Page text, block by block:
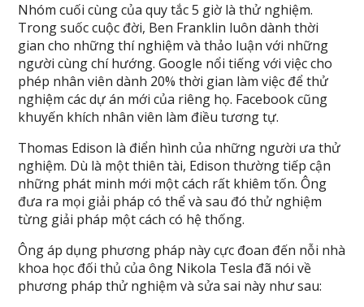
Nhóm cuối cùng của quy tắc 5 giờ là thử nghiệm.
Trong suốc cuộc đời, Ben Franklin luôn dành thời
gian cho những thí nghiệm và thảo luận với những
người cùng chí hướng. Google nổi tiếng với việc cho
phép nhân viên dành 20% thời gian làm việc để thử
nghiệm các dự án mới của riêng họ. Facebook cũng
khuyến khích nhân viên làm điều tương tự.
Thomas Edison là điển hình của những người ưa thử
nghiệm. Dù là một thiên tài, Edison thường tiếp cận
những phát minh mới một cách rất khiêm tốn. Ông
đưa ra mọi giải pháp có thể và sau đó thử nghiệm
từng giải pháp một cách có hệ thống.
Ông áp dụng phương pháp này cực đoan đến nỗi nhà
khoa học đối thủ của ông Nikola Tesla đã nói về
phương pháp thử nghiệm và sửa sai này như sau: